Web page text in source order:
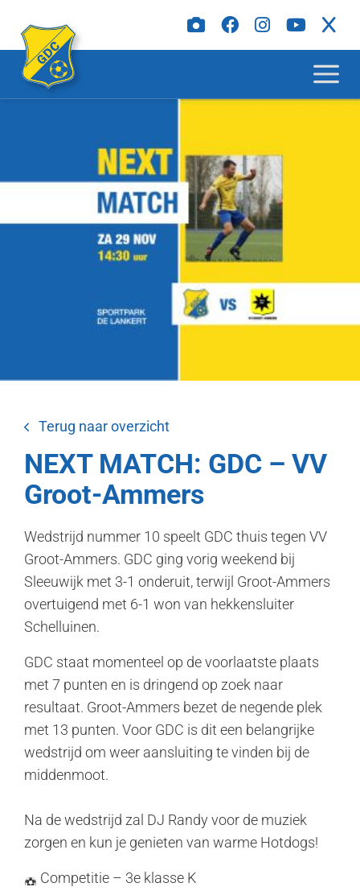
Terug naar overzicht
NEXT MATCH: GDC – VV
Groot-Ammers
Wedstrijd nummer 10 speelt GDC thuis tegen VV
Groot-Ammers. GDC ging vorig weekend bij
Sleeuwijk met 3-1 onderuit, terwijl Groot-Ammers
overtuigend met 6-1 won van hekkensluiter
Schelluinen.
GDC staat momenteel op de voorlaatste plaats
met 7 punten en is dringend op zoek naar
resultaat. Groot-Ammers bezet de negende plek
met 13 punten. Voor GDC is dit een belangrijke
wedstrijd om weer aansluiting te vinden bij de
middenmoot.
Na de wedstrijd zal DJ Randy voor de muziek
zorgen en kun je genieten van warme Hotdogs!
Competitie – 3e klasse K